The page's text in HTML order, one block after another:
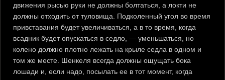
движения рысью руки не должны болтаться, а локти не
должны отходить от туловища. Подколенный угол во время
привставания будет увеличиваться, а в то время, когда
всадник будет опускаться в седло, — уменьшаться, но
колено должно плотно лежать на крыле седла в одном и
том же месте. Шенкеля всегда должны ощущать бока
лошади и, если надо, посылать ее в тот момент, когда